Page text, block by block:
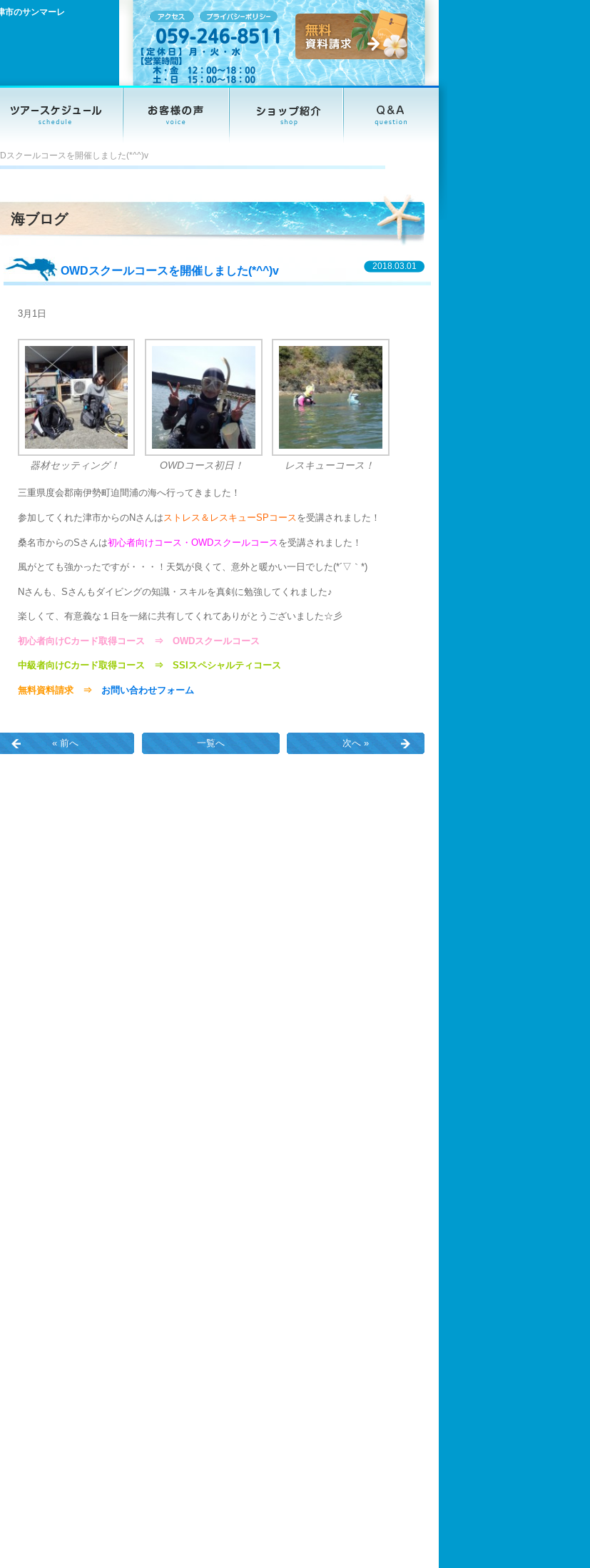
市のサンマーレ
スクールコースを開催しました(*^^)v
海ブログ
OWDスクールコースを開催しました(*^^)v 2018.03.01
3月1日
器材セッティング！ OWDコース初日！ レスキューコース！
三重県度会郡南伊勢町迫間浦の海へ行ってきました！
参加してくれた津市からのNさんは ストレス＆レスキューSPコース を受講されました！
桑名市からのSさんは初心者向けコース・OWDスクールコース を受講されました！
風がとても強かったですが・・・！天気が良くて、意外と暖かい一日でした(*´▽｀*)
Nさんも、Sさんもダイビングの知識・スキルを真剣に勉強してくれました♪
楽しくて、有意義な１日を一緒に共有してくれてありがとうございました☆彡
初心者向けCカード取得コース ⇒ OWDスクールコース
中級者向けCカード取得コース ⇒ SSIスペシャルティコース
無料資料請求 ⇒ お問い合わせフォーム
« 前へ 一覧へ 次へ »